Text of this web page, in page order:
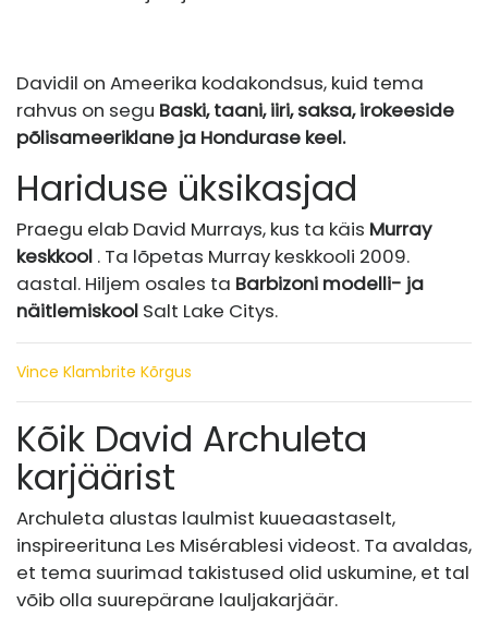
Davidil on Ameerika kodakondsus, kuid tema
rahvus on segu Baski, taani, iiri, saksa, irokeeside
põlisameeriklane ja Hondurase keel.
Hariduse üksikasjad
Praegu elab David Murrays, kus ta käis Murray
keskkool . Ta lõpetas Murray keskkooli 2009.
aastal. Hiljem osales ta Barbizoni modelli- ja
näitlemiskool Salt Lake Citys.
Vince Klambrite Kõrgus
Kõik David Archuleta
karjäärist
Archuleta alustas laulmist kuueaastaselt,
inspireerituna Les Misérablesi videost. Ta avaldas,
et tema suurimad takistused olid uskumine, et tal
võib olla suurepärane lauljakarjäär.